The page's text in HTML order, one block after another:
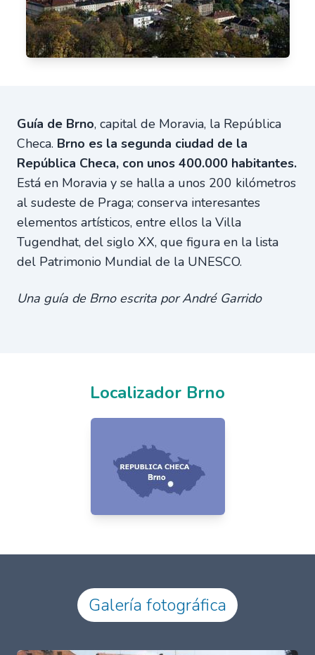
Guía de Brno, capital de Moravia, la República
Checa. Brno es la segunda ciudad de la
República Checa, con unos 400.000 habitantes.
Está en Moravia y se halla a unos 200 kilómetros
al sudeste de Praga; conserva interesantes
elementos artísticos, entre ellos la Villa
Tugendhat, del siglo XX, que figura en la lista
del Patrimonio Mundial de la UNESCO.
Una guía de Brno escrita por André Garrido
Localizador Brno
Galería fotográfica